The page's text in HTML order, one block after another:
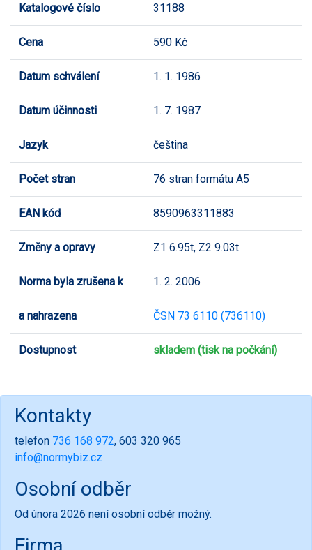
Katalogové číslo 31188
Cena 590 Kč
Datum schválení 1. 1. 1986
Datum účinnosti 1. 7. 1987
Jazyk čeština
Počet stran 76 stran formátu A5
EAN kód 8590963311883
Změny a opravy Z1 6.95t, Z2 9.03t
Norma byla zrušena k 1. 2. 2006
a nahrazena ČSN 73 6110 (736110)
Dostupnost skladem (tisk na počkání)
Kontakty
telefon 736 168 972, 603 320 965
info@normybiz.cz
Osobní odběr
Od února 2026 není osobní odběr možný.
Firma